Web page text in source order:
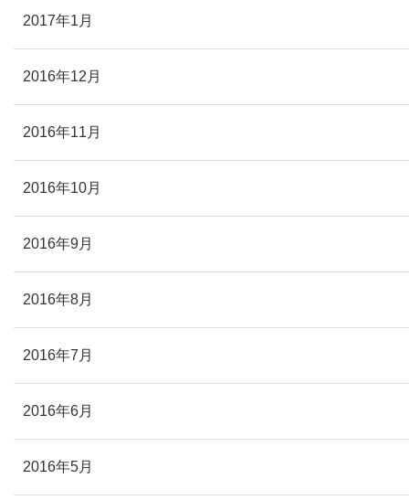
2017年1月
2016年12月
2016年11月
2016年10月
2016年9月
2016年8月
2016年7月
2016年6月
2016年5月